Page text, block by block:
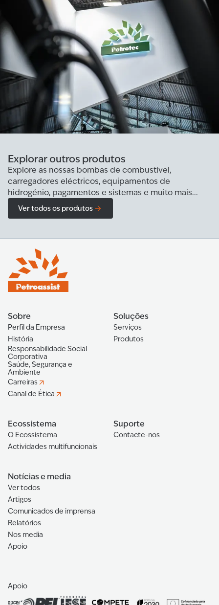
Explorar outros produtos
Explore as nossas bombas de combustível,
carregadores eléctricos, equipamentos de
hidrogénio, pagamentos e sistemas e muito mais...
Ver todos os produtos
Sobre
Perfil da Empresa
História
Responsabilidade Social
Corporativa
Saúde, Segurança e
Ambiente
Carreiras
Canal de Ética
Soluções
Serviços
Produtos
Ecossistema
O Ecossistema
Actividades multifuncionais
Suporte
Contacte-nos
Notícias e media
Ver todos
Artigos
Comunicados de imprensa
Relatórios
Nos media
Apoio
Apoio